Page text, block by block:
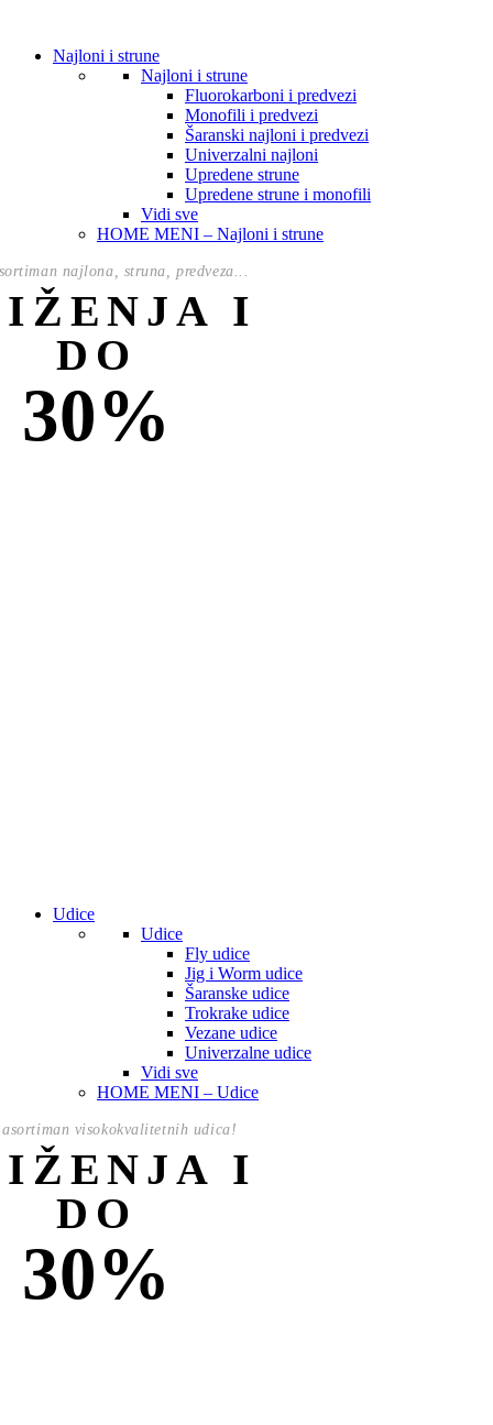
Najloni i strune
Najloni i strune
Fluorokarboni i predvezi
Monofili i predvezi
Šaranski najloni i predvezi
Univerzalni najloni
Upredene strune
Upredene strune i monofili
Vidi sve
HOME MENI – Najloni i strune
najlona, struna, predveza...
I
DO
30%
Udice
Udice
Fly udice
Jig i Worm udice
Šaranske udice
Trokrake udice
Vezane udice
Univerzalne udice
Vidi sve
HOME MENI – Udice
visokokvalitetnih udica!
I
DO
30%